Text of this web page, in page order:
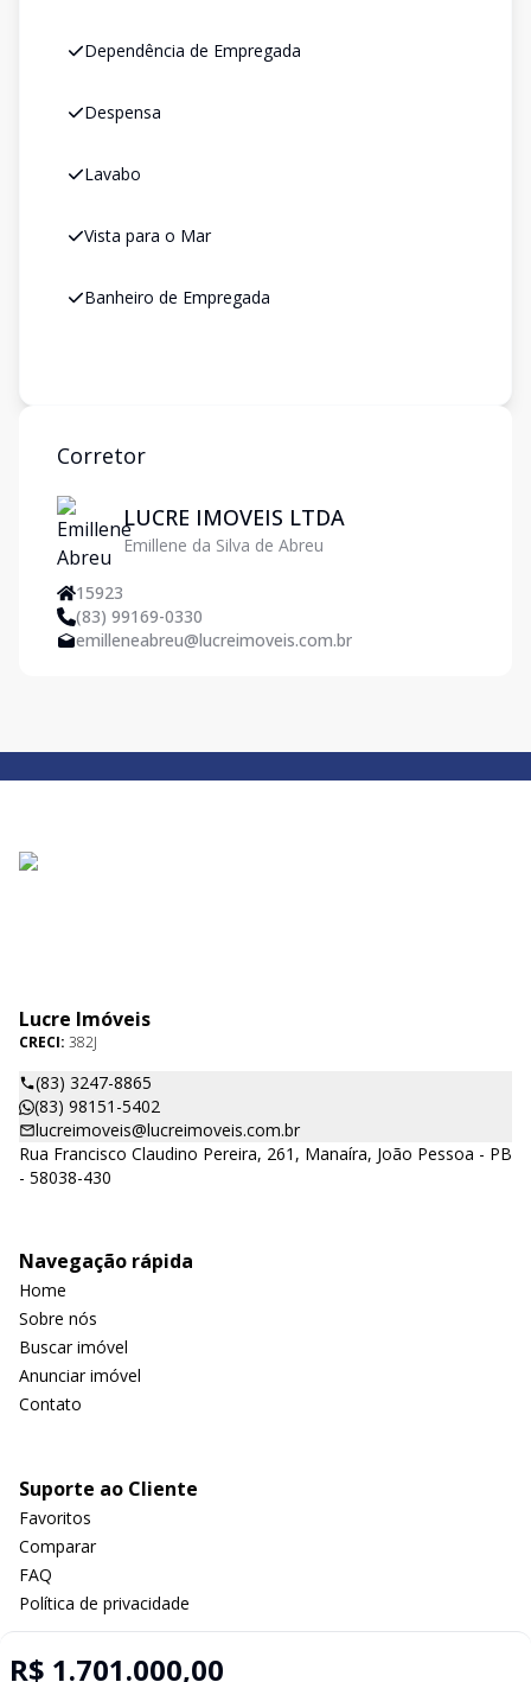
Dependência de Empregada
Despensa
Lavabo
Vista para o Mar
Banheiro de Empregada
Corretor
LUCRE IMOVEIS LTDA
Emillene da Silva de Abreu
15923
(83) 99169-0330
emilleneabreu@lucreimoveis.com.br
R$ 1.701.000,00
Lucre Imóveis
CRECI: 382J
(83) 3247-8865
(83) 98151-5402
lucreimoveis@lucreimoveis.com.br
Rua Francisco Claudino Pereira, 261, Manaíra, João Pessoa - PB
- 58038-430
Navegação rápida
Home
Sobre nós
Buscar imóvel
Anunciar imóvel
Contato
Suporte ao Cliente
Favoritos
Comparar
FAQ
Política de privacidade